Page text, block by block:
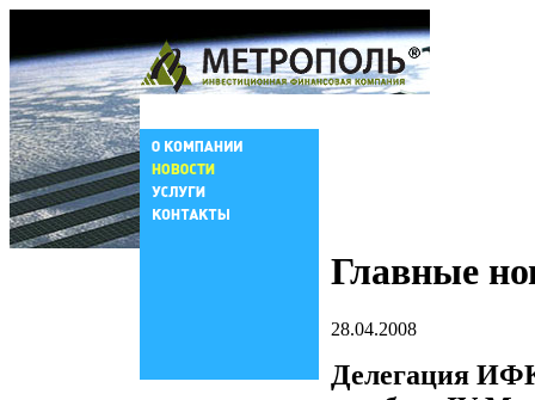
Главные
28.04.2008
Делегация